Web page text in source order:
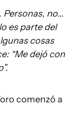
Personas, no…
es parte del
cosas
“Me dejó con
comenzó a